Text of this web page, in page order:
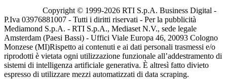
Copyright © 1999-2026 RTI S.p.A. Business Digital -
P.Iva 03976881007 - Tutti i diritti riservati - Per la pubblicità
Mediamond S.p.A. - RTI S.p.A., Mediaset N.V., sede legale
Amsterdam (Paesi Bassi) - Uffici Viale Europa 46, 20093 Cologno
Monzese (MI)Rispetto ai contenuti e ai dati personali trasmessi e/o
riprodotti è vietata ogni utilizzazione funzionale all’addestramento di
sistemi di intelligenza artificiale generativa. È altresì fatto divieto
espresso di utilizzare mezzi automatizzati di data scraping.